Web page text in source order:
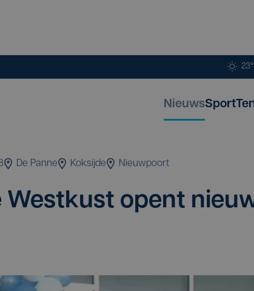
NieuwsSport
De Panne Koksijde Nieuwpoort
West­kust opent